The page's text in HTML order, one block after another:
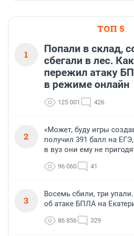
ТОП 5
1
Попали в склад,
сбегали в лес.
пережил атаку
в режиме онлайн
125 001 426
2
«Может, буду игры
получил 391 балл на
в вуз они ему не
96 060 41
3
Восемь сбили, три
об атаке БПЛА на
86 856 329